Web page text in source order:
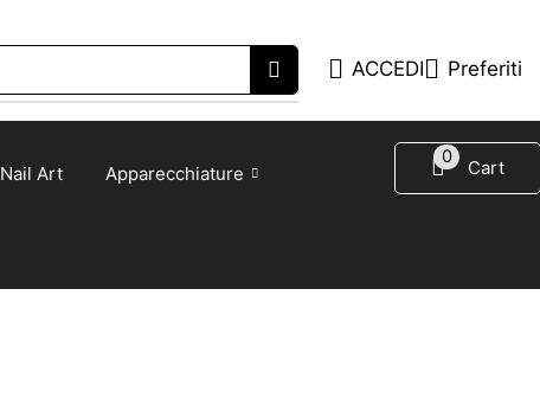
ACCEDI Preferiti
Nail Art Apparecchiature
0 Cart